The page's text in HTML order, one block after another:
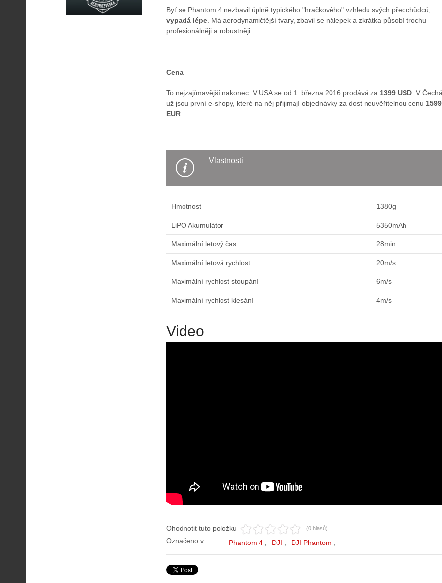
Byť se Phantom 4 nezbavil úplně typického "hračkového" vzhledu svých předchůdců,
vypadá lépe . Má aerodynamičtější tvary, zbavil se nálepek a zkrátka působí trochu
profesionálněji a robustněji.
Cena
To nejzajímavější nakonec. V USA se od 1. března 2016 prodává za 1399 USD . V
už jsou první e-shopy, které na něj přijimají objednávky za dost neuvěřitelnou cenu 1599
EUR
Vlastnosti
Hmotnost 1380g
LiPO Akumulátor 5350mAh
Maximální letový čas 28min
Maximální letová rychlost 20m/s
Maximální rychlost stoupání 6m/s
Maximální rychlost klesání 4m/s
Video
Ohodnotit tuto položku (0 hlasů)
Označeno v Phantom 4 DJI DJI Phantom